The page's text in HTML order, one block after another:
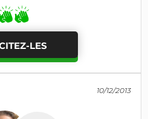
LES
10/12/2013